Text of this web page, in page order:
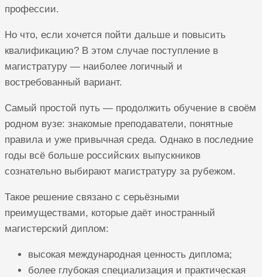
профессии.
Но что, если хочется пойти дальше и повысить
квалификацию? В этом случае поступление в
магистратуру — наиболее логичный и
востребованный вариант.
Самый простой путь — продолжить обучение в своём
родном вузе: знакомые преподаватели, понятные
правила и уже привычная среда. Однако в последние
годы всё больше российских выпускников
сознательно выбирают магистратуру за рубежом.
Такое решение связано с серьёзными
преимуществами, которые даёт иностранный
магистерский диплом:
высокая международная ценность диплома;
более глубокая специализация и практическая